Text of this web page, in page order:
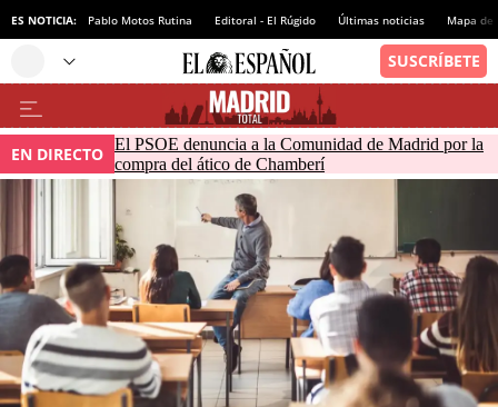
ES NOTICIA: Pablo Motos Rutina Editoral - El Rúgido Últimas noticias Mapa
EN DIRECTO El PSOE denuncia a la Comunidad de Madrid por la
compra del ático de Chamberí